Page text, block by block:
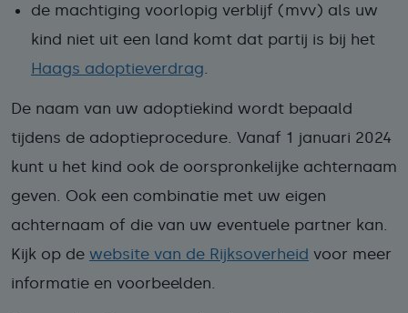
de machtiging voorlopig verblijf (mvv) als uw
kind niet uit een land komt dat partij is bij het
Haags adoptieverdrag.
De naam van uw adoptiekind wordt bepaald
tijdens de adoptieprocedure. Vanaf 1 januari 2024
kunt u het kind ook de oorspronkelijke achternaam
geven. Ook een combinatie met uw eigen
achternaam of die van uw eventuele partner kan.
Kijk op de website van de Rijksoverheid voor meer
informatie en voorbeelden.